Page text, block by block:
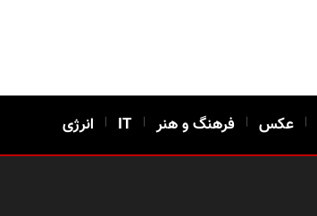
| عکس | فرهنگ و هنر |
IT
| انرژی